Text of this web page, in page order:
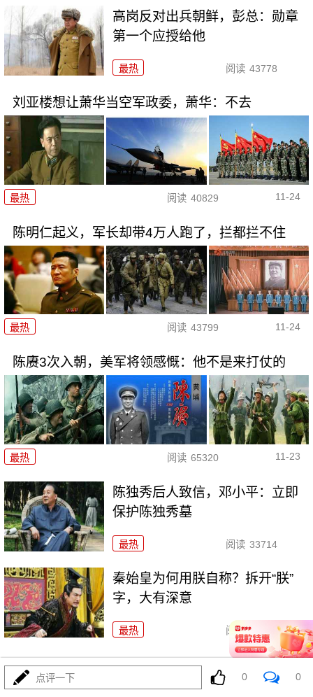
高岗反对出兵朝鲜，彭总：勋章
第一个应授给他
最热 阅读 43778
刘亚楼想让萧华当空军政委，萧华：不去
最热 阅读 40829 11-24
陈明仁起义，军长却带4万人跑了，拦都拦不住
最热 阅读 43799 11-24
陈赓3次入朝，美军将领感慨：他不是来打仗的
最热 阅读 65320 11-23
陈独秀后人致信，邓小平：立即
保护陈独秀墓
最热 阅读 33714
秦始皇为何用朕自称？拆开“朕”
字，大有深意
最热 阅读 52867
康熙2次围歼俄军收复雅克萨城，归属了俄罗斯
点评一下 0 0